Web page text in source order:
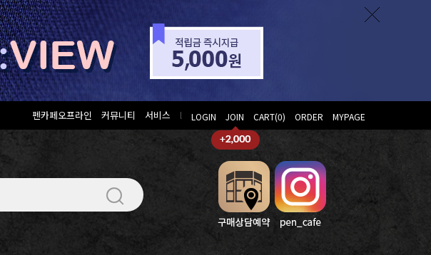
펜카페오프라인 커뮤니티 서비스 l LOGIN JOIN CART(0) ORDER MYPAGE